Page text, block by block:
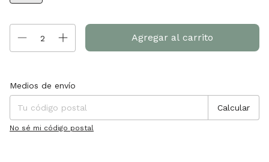
Entregas para el CP:
Medios de envío
Calcular
No sé mi código postal